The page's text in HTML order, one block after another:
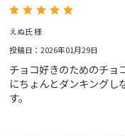
えぬ氏 様
投稿日：2026年01月29日
チョコ好きのためのチョ
にちょんとダンキングし
す。